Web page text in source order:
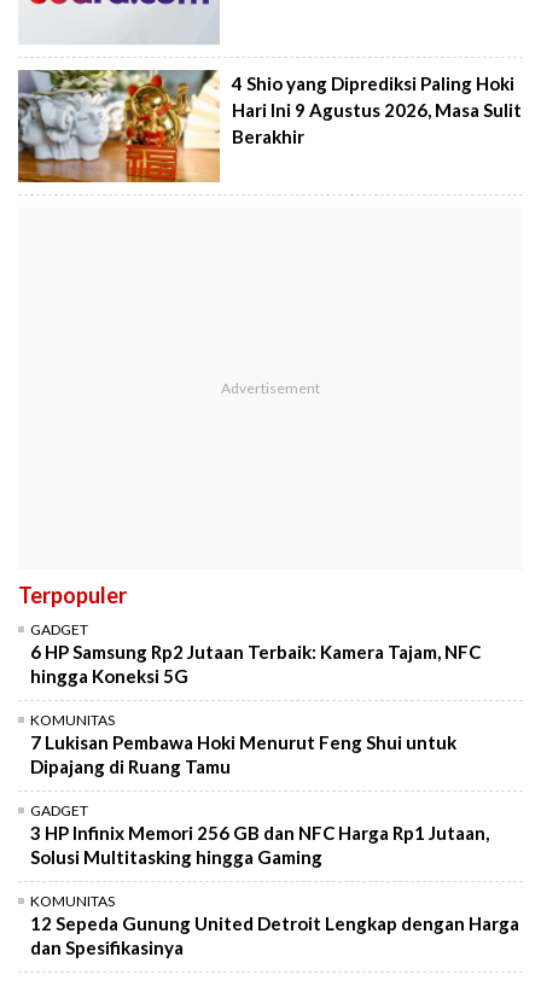
4 Shio yang Diprediksi Paling Hoki
Hari Ini 9 Agustus 2026, Masa Sulit
Berakhir
Terpopuler
GADGET
6 HP Samsung Rp2 Jutaan Terbaik: Kamera Tajam, NFC
hingga Koneksi 5G
KOMUNITAS
7 Lukisan Pembawa Hoki Menurut Feng Shui untuk
Dipajang di Ruang Tamu
GADGET
3 HP Infinix Memori 256 GB dan NFC Harga Rp1 Jutaan,
Solusi Multitasking hingga Gaming
KOMUNITAS
12 Sepeda Gunung United Detroit Lengkap dengan Harga
dan Spesifikasinya